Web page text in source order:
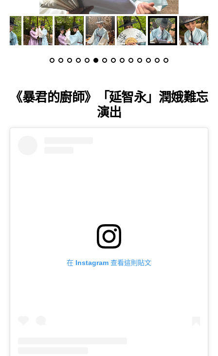
《暴君的廚師》「延智永」潤娥難忘
演出
在 Instagram 查看這則貼文